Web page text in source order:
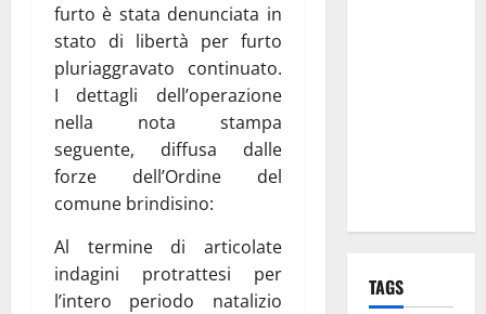
furto è stata denunciata in
stato di libertà per furto
pluriaggravato continuato.
I dettagli dell’operazione
nella nota stampa
seguente, diffusa dalle
forze dell’Ordine del
comune brindisino:
Al termine di articolate
indagini protrattesi per
l’intero periodo natalizio
TAGS